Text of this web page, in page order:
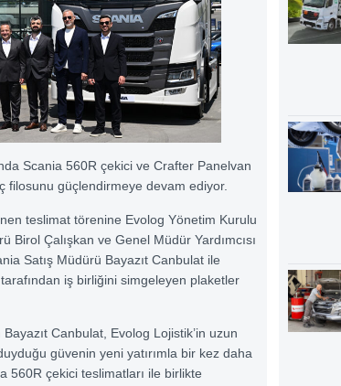
Scania 560R çekici ve Crafter Panelvan
filosunu güçlendirmeye devam ediyor.
teslimat törenine Evolog Yönetim Kurulu
Birol Çalışkan ve Genel Müdür Yardımcısı
Satış Müdürü Bayazıt Canbulat ile
iş birliğini simgeleyen plaketler
Canbulat, Evolog Lojistik’in uzun
güvenin yeni yatırımla bir kez daha
560R çekici teslimatları ile birlikte